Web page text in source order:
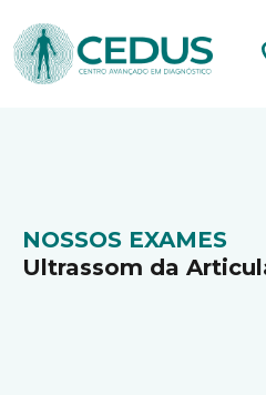
NOSSOS EXAMES
Ultrassom da